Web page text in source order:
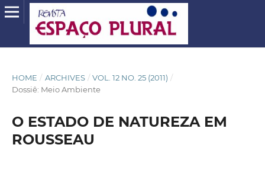
HOME / ARCHIVES / VOL. 12 NO. 25 (2011) /
Dossiê: Meio Ambiente
O ESTADO DE NATUREZA EM
ROUSSEAU